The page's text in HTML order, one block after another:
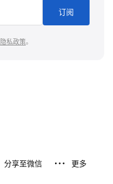
订阅
隐私政策。
分享至微信 更多